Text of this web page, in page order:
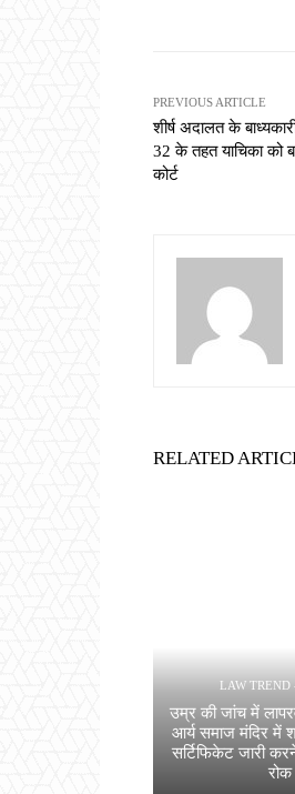
PREVIOUS ARTICLE
शीर्ष अदालत के
32 के तहत याचिका को
कोर्ट
RELATED
LAW TREND
उम्र की जांच में
आर्य समाज मंदिर में
सर्टिफिकेट जारी
रोक